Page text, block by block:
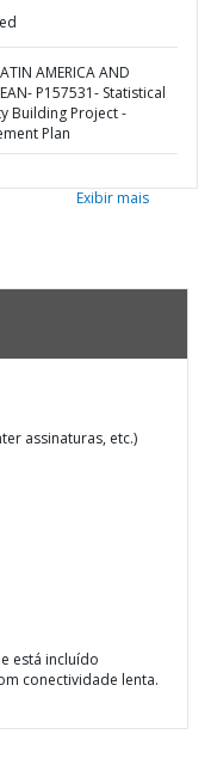
AMERICA AND
P157531- Statistical
Building Project -
Plan
Exibir mais
assinaturas, etc.)
está incluído
conectividade lenta.